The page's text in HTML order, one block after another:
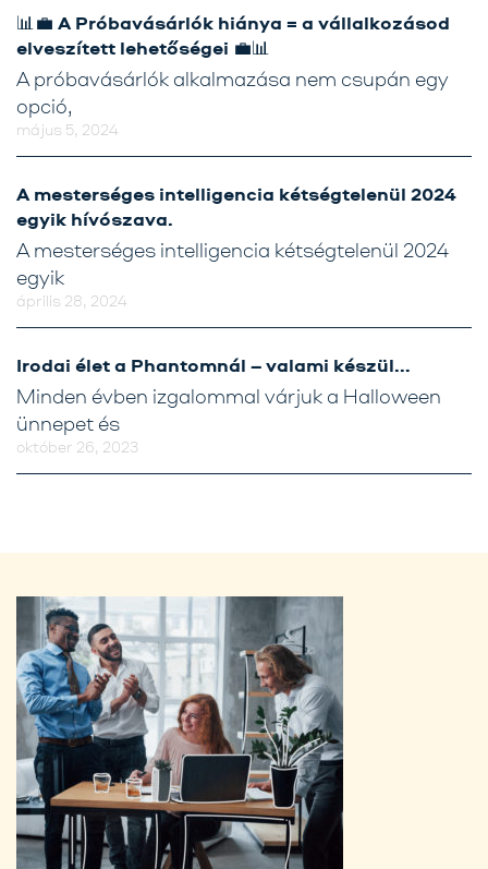
📊💼 A Próbavásárlók hiánya = a vállalkozásod
elveszített lehetőségei 💼📊
május 5, 2024
A próbavásárlók alkalmazása nem csupán egy
opció,
A mesterséges intelligencia kétségtelenül 2024
egyik hívószava.
április 28, 2024
A mesterséges intelligencia kétségtelenül 2024
egyik
Irodai élet a Phantomnál – valami készül…
október 26, 2023
Minden évben izgalommal várjuk a Halloween
ünnepet és